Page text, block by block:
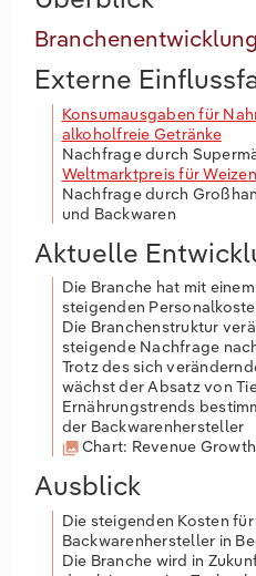
Branchenentwicklung
Externe
Konsumausgaben für
alkoholfreie Getränke
Nachfrage durch
Weltmarktpreis für Weizen
Nachfrage durch
und Backwaren
Aktuelle
Die Branche hat mit
steigenden
Die Branchenstruktur
steigende Nachfrage
Trotz des sich
wächst der Absatz von
Ernährungstrends
der Backwarenhersteller
Chart: Revenue Growth
Ausblick
Die steigenden Kosten
Backwarenhersteller in
Die Branche wird in